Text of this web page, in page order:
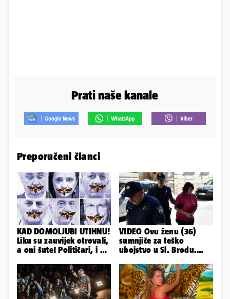
Prati naše kanale
Preporučeni članci
KAD DOMOLJUBI UTIHNU!
Liku su zauvijek otrovali,
a oni šute! Političari, i vi
VIDEO Ovu ženu (36)
sumnjiče za teško
ubojstvo u Sl. Brodu.
ispitivanje